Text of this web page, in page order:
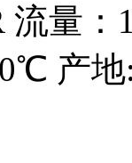
流量
产